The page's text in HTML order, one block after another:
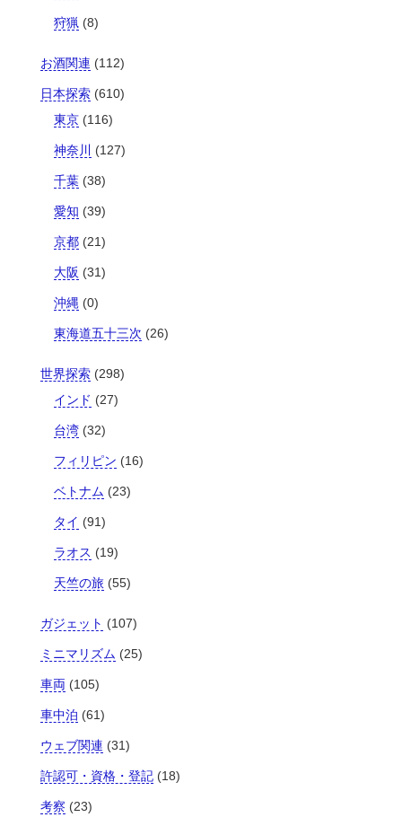
狩猟 (8)
お酒関連 (112)
日本探索(610)
東京(116)
神奈川 (127)
千葉(38)
愛知 (39)
京都(21)
大阪 (31)
沖縄 (0)
東海道五十三次 (26)
世界探索(298)
インド (27)
台湾(32)
フィリピン (16)
ベトナム (23)
タイ (91)
ラオス (19)
天竺の旅(55)
ガジェット (107)
ミニマリズム (25)
車両 (105)
車中泊 (61)
ウェブ関連 (31)
許認可・資格・登記(18)
考察 (23)